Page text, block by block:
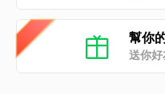
幫你
送你